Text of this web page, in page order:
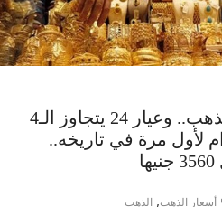
ارتفاع أسعار الذهب.. وعيار 24 يتجاوز الـ4
لأول مرة في تاريخه..
أسعار الذهب,الذهب